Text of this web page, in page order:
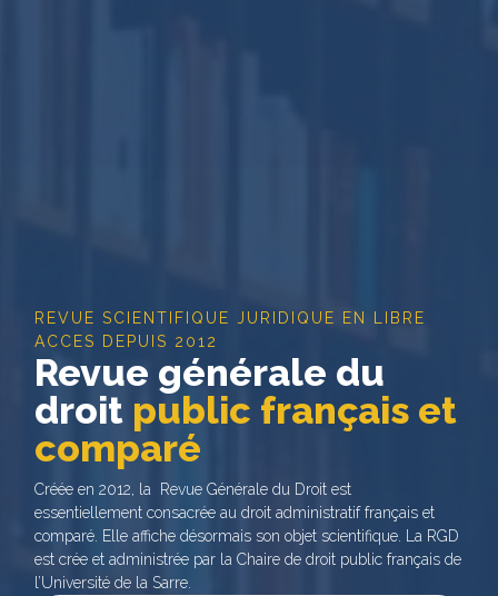
REVUE SCIENTIFIQUE JURIDIQUE EN LIBRE
ACCES DEPUIS 2012
Revue générale du
droit public français et
comparé
Créée en 2012, la Revue Générale du Droit est
essentiellement consacrée au droit administratif français et
comparé. Elle affiche désormais son objet scientifique. La RGD
est crée et administrée par la Chaire de droit public français de
l’Université de la Sarre.